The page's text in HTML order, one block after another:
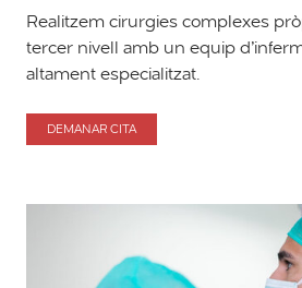
Realitzem cirurgies complexes
tercer nivell amb un equip
altament especialitzat.
DEMANAR CITAPER
NEUROCIRURGIA